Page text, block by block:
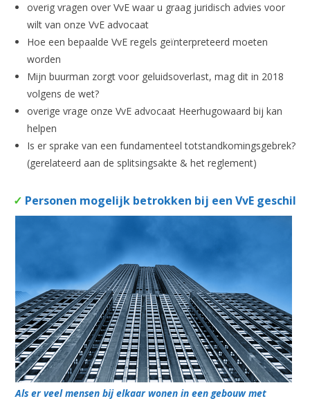
overig vragen over VvE waar u graag juridisch advies voor
wilt van onze VvE advocaat
Hoe een bepaalde VvE regels geïnterpreteerd moeten
worden
Mijn buurman zorgt voor geluidsoverlast, mag dit in 2018
volgens de wet?
overige vrage onze VvE advocaat Heerhugowaard bij kan
helpen
Is er sprake van een fundamenteel totstandkomingsgebrek?
(gerelateerd aan de splitsingsakte & het reglement)
✓ Personen mogelijk betrokken bij een VvE geschil
Als er veel mensen bij elkaar wonen in een gebouw met